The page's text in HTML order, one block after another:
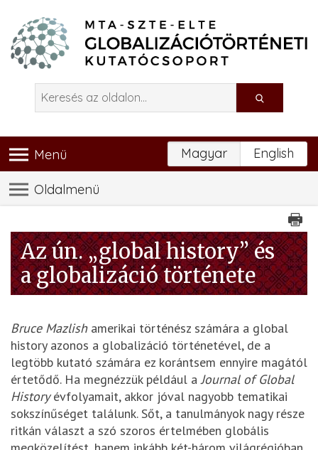
Magyar English
Menü
Oldalmenü
Az ún. „global history” és
a globalizáció története
Bruce Mazlishamerikai történész számára a global
history azonos a globalizáció történetével, de a
legtöbb kutató számára ez korántsem ennyire magától
értetődő. Ha megnézzük például aJournal of Global
Historyévfolyamait, akkor jóval nagyobb tematikai
sokszínűséget találunk. Sőt, a tanulmányok nagy része
ritkán választ a szó szoros értelmében globális